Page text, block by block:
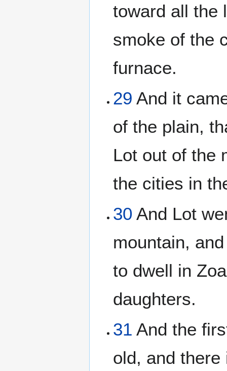
toward all the
smoke of the
furnace.
29 And it
of the plain,
Lot out of the
the cities in
30 And Lot
mountain,
to dwell in
daughters.
31 And the
old, and